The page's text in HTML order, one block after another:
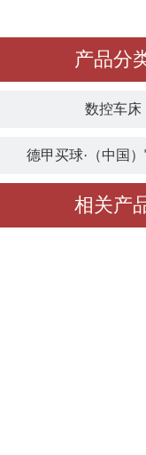
产品分
数控车床
德甲买球·（中国
相关产